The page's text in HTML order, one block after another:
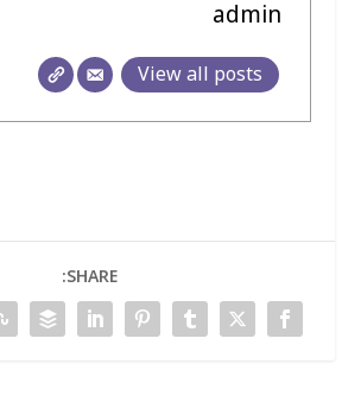
admin
View all posts
SHARE: